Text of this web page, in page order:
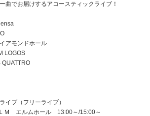
曲でお届けするアコースティックライブ！
アモンドホール
LOGOS
イブ（フリーライブ）
Ｍ エルムホール 13:00～/15:00～